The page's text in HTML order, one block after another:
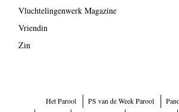
Vluchtelingenwerk Magazine
Vriendin
Zin
Het Parool PS van de Week Parool